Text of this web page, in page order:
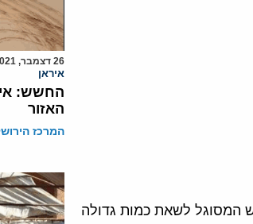
המסוגל לשאת כמות גדולה
26 דצמבר, 2021
איראן
החשש:
האזור
המרכז